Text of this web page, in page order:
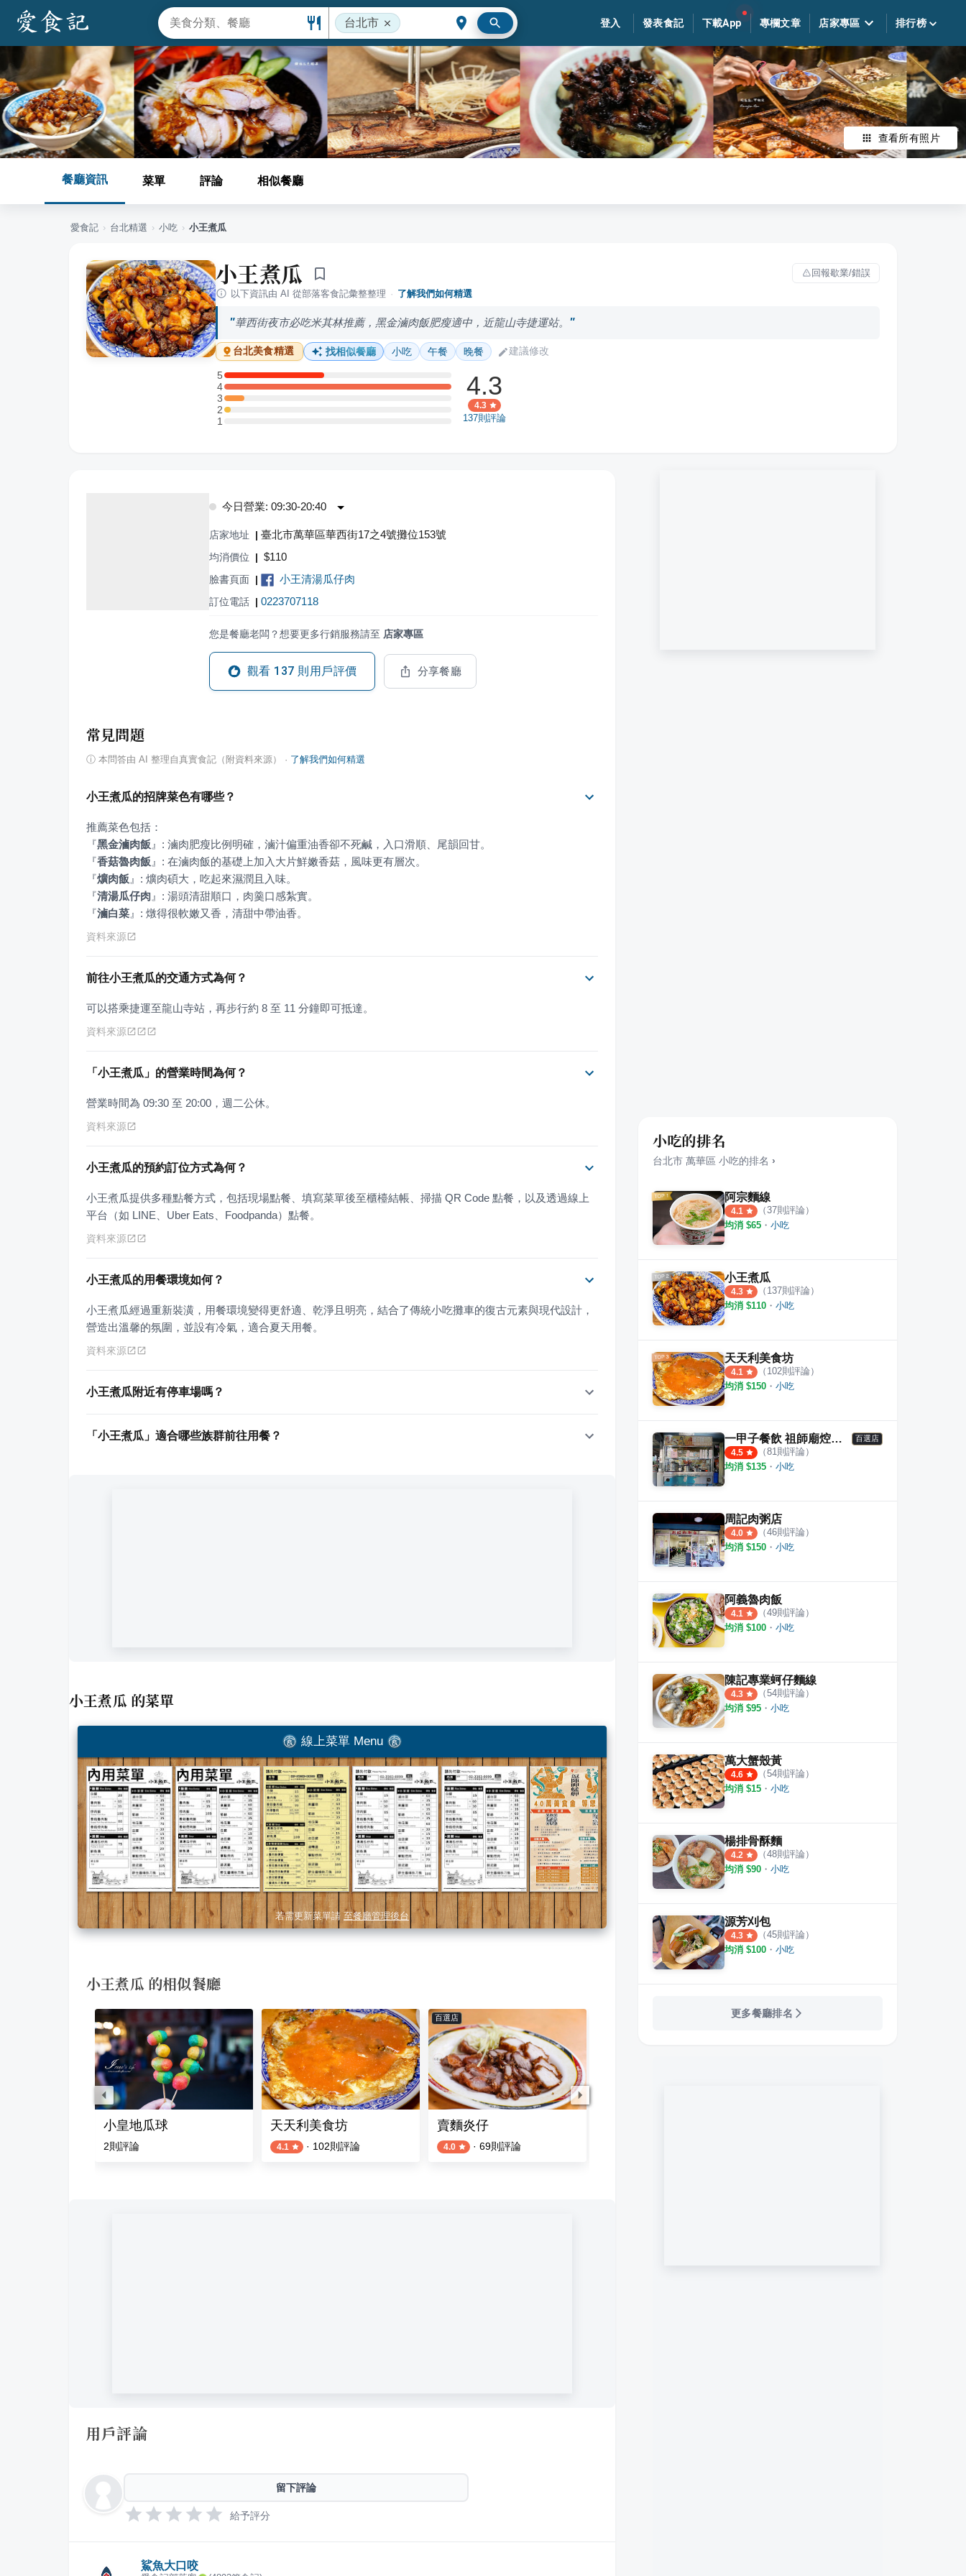
台北市 登入 發表食記 下載App 專欄文章 店家專區 排行榜
查看所有照片
餐廳資訊 菜單 評論 相似餐廳
愛食記 › 台北精選 › 小吃 › 小王煮瓜
小王煮瓜
回報歇業/錯誤
以下資訊由 AI 從部落客食記彙整整理 · 了解我們如何精選
華西街夜市必吃米其林推薦，黑金滷肉飯肥瘦適中，近龍山寺捷運站。
台北美食精選 找相似餐廳 小吃 午餐 晚餐 建議修改
5
5 星：15 則評論
4
4 星：34 則評論
3
3 星：3 則評論
2
2 星：1 則評論
11 星：0 則評論
4.3
4.3
137則評論
今日營業: 09:30-20:40
店家地址 | 臺北市萬華區華西街17之4號攤位153號
均消價位 | $110
臉書頁面 | 小王清湯瓜仔肉
訂位電話 | 0223707118
您是餐廳老闆？想要更多行銷服務請至 店家專區
觀看 137 則用戶評價 分享餐廳
常見問題
ⓘ 本問答由 AI 整理自真實食記（附資料來源） · 了解我們如何精選
小王煮瓜的招牌菜色有哪些？
『黑金滷肉飯 』
『香菇魯肉飯 』
『爌肉飯 』
『清湯瓜仔肉 』
『滷白菜 』 : 燉得很軟嫩又香，清甜中帶油香。
資料來源
前往小王煮瓜的交通方式為何？
可以搭乘捷運至龍山寺站，再步行約 8 至 11 分鐘即可抵達。
資料來源
「小王煮瓜」的營業時間為何？
營業時間為 09:30 至 20:00，週二公休。
資料來源
小王煮瓜的預約訂位方式為何？
小王煮瓜提供多種點餐方式，包括現場點餐、填寫菜單後至櫃檯結帳、掃描 QR Code 點餐，以及透過線上
平台（如 LINE、Uber Eats、Foodpanda）點餐。
資料來源
小王煮瓜的用餐環境如何？
小王煮瓜經過重新裝潢，用餐環境變得更舒適、乾淨且明亮，結合了傳統小吃攤車的復古元素與現代設計，
營造出溫馨的氛圍，並設有冷氣，適合夏天用餐。
資料來源
小王煮瓜附近有停車場嗎？
「小王煮瓜」適合哪些族群前往用餐？
小王煮瓜 的菜單
線上菜單 Menu
若需更新菜單請 至餐廳管理後台
小王煮瓜 的相似餐廳
小皇地瓜球
2則評論
天天利美食坊
4.1 · 102則評論
百選店
賣麵炎仔
4.0 · 69則評論
用戶評論
留下評論
給予評分
鯊魚大口咬
小吃的排名
台北市 萬華區 小吃的排名 ›
阿宗麵線
4.1 （37則評論）
均消 $65 ・ 小吃
小王煮瓜
4.3 （ 137則評論）
均消 $110 ・ 小吃
天天利美食坊
4.1 （ 102則評論）
均消 $150 ・ 小吃
一甲子餐飲 祖師廟焢肉飯、刈包 百選店
4.5 （81則評論）
均消 $135 ・ 小吃
周記肉粥店
4.0 （46則評論）
均消 $150 ・ 小吃
阿義魯肉飯
4.1 （49則評論）
均消 $100 ・ 小吃
陳記專業蚵仔麵線
4.3 （54則評論）
均消 $95 ・ 小吃
萬大蟹殼黃
4.6 （54則評論）
均消 $15 ・ 小吃
楊排骨酥麵
4.2 （48則評論）
均消 $90 ・ 小吃
源芳刈包
4.3 （45則評論）
均消 $100 ・ 小吃
更多餐廳排名